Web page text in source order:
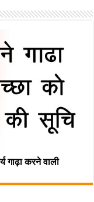
गाढ़ा करने वाली